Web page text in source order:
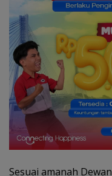
Sesuai amanah